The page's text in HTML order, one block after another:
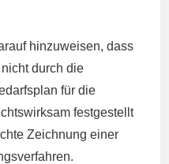
hinzuweisen, dass
durch die
für die
festgestellt
Zeichnung einer